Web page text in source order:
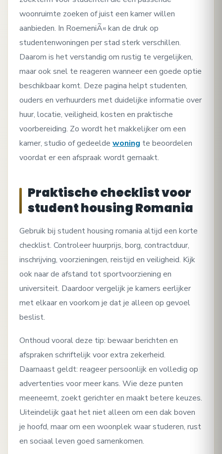
woonruimte zoeken of juist een kamer willen
aanbieden. In RoemeniÃ« kan de druk op
studentenwoningen per stad sterk verschillen.
Daarom is het verstandig om rustig te vergelijken,
maar ook snel te reageren wanneer een goede optie
beschikbaar komt. Deze pagina helpt studenten,
ouders en verhuurders met duidelijke informatie over
huur, locatie, veiligheid, kosten en praktische
voorbereiding. Zo wordt het makkelijker om een
kamer, studio of gedeelde woning te beoordelen
voordat er een afspraak wordt gemaakt.
Praktische checklist voor
student housing Romania
Gebruik bij student housing romania altijd een korte
checklist. Controleer huurprijs, borg, contractduur,
inschrijving, voorzieningen, reistijd en veiligheid. Kijk
ook naar de afstand tot sportvoorziening en
universiteit. Daardoor vergelijk je kamers eerlijker
met elkaar en voorkom je dat je alleen op gevoel
beslist.
Onthoud vooral deze tip: bewaar berichten en
afspraken schriftelijk voor extra zekerheid.
Daarnaast geldt: reageer persoonlijk en volledig op
advertenties voor meer kans. Wie deze punten
meeneemt, zoekt gerichter en maakt betere keuzes.
Uiteindelijk gaat het niet alleen om een dak boven
je hoofd, maar om een woonplek waar studeren, rust
en sociaal leven goed samenkomen.